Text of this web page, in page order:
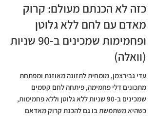
כזה לא הכנתם מעולם: קרוק
מאדם עם לחם ללא גלוטן
ופחמימות שמכינים ב-90 שניות
(וואלה)
עדי גבירצמן, מומחית לתזונה מאוזנת ומפתחת
מתכונים דלי פחמימה, פיתחה לחם קסמים
שמכינים ב-90 שניות ללא גלוטן וללא פחמימות,
כשהיא משתמשת בו גם להכנת קרוק מאדאם